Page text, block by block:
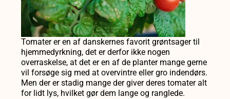
Tomater er en af danskernes favorit grøntsager til
hjemmedyrkning, det er derfor ikke nogen
overraskelse, at det er en af de planter mange gerne
vil forsøge sig med at overvintre eller gro indendørs.
Men der er stadig mange der giver deres tomater alt
for lidt lys, hvilket gør dem lange og ranglede.